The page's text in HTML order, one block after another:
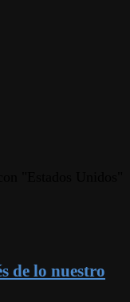
de lo nuestro